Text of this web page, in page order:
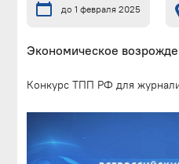
до 1 февраля 2025
Экономическое
Конкурс ТПП РФ для